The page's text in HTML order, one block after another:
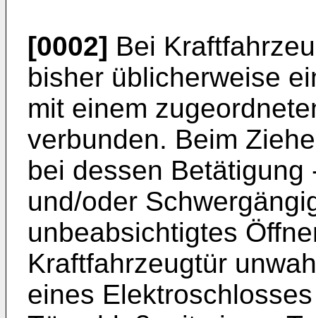
[0002] Bei
bisher üblicherweise
mit einem
verbunden. Beim
bei dessen
und/oder
unbeabsichtigtes
Kraftfahrzeugtür
eines